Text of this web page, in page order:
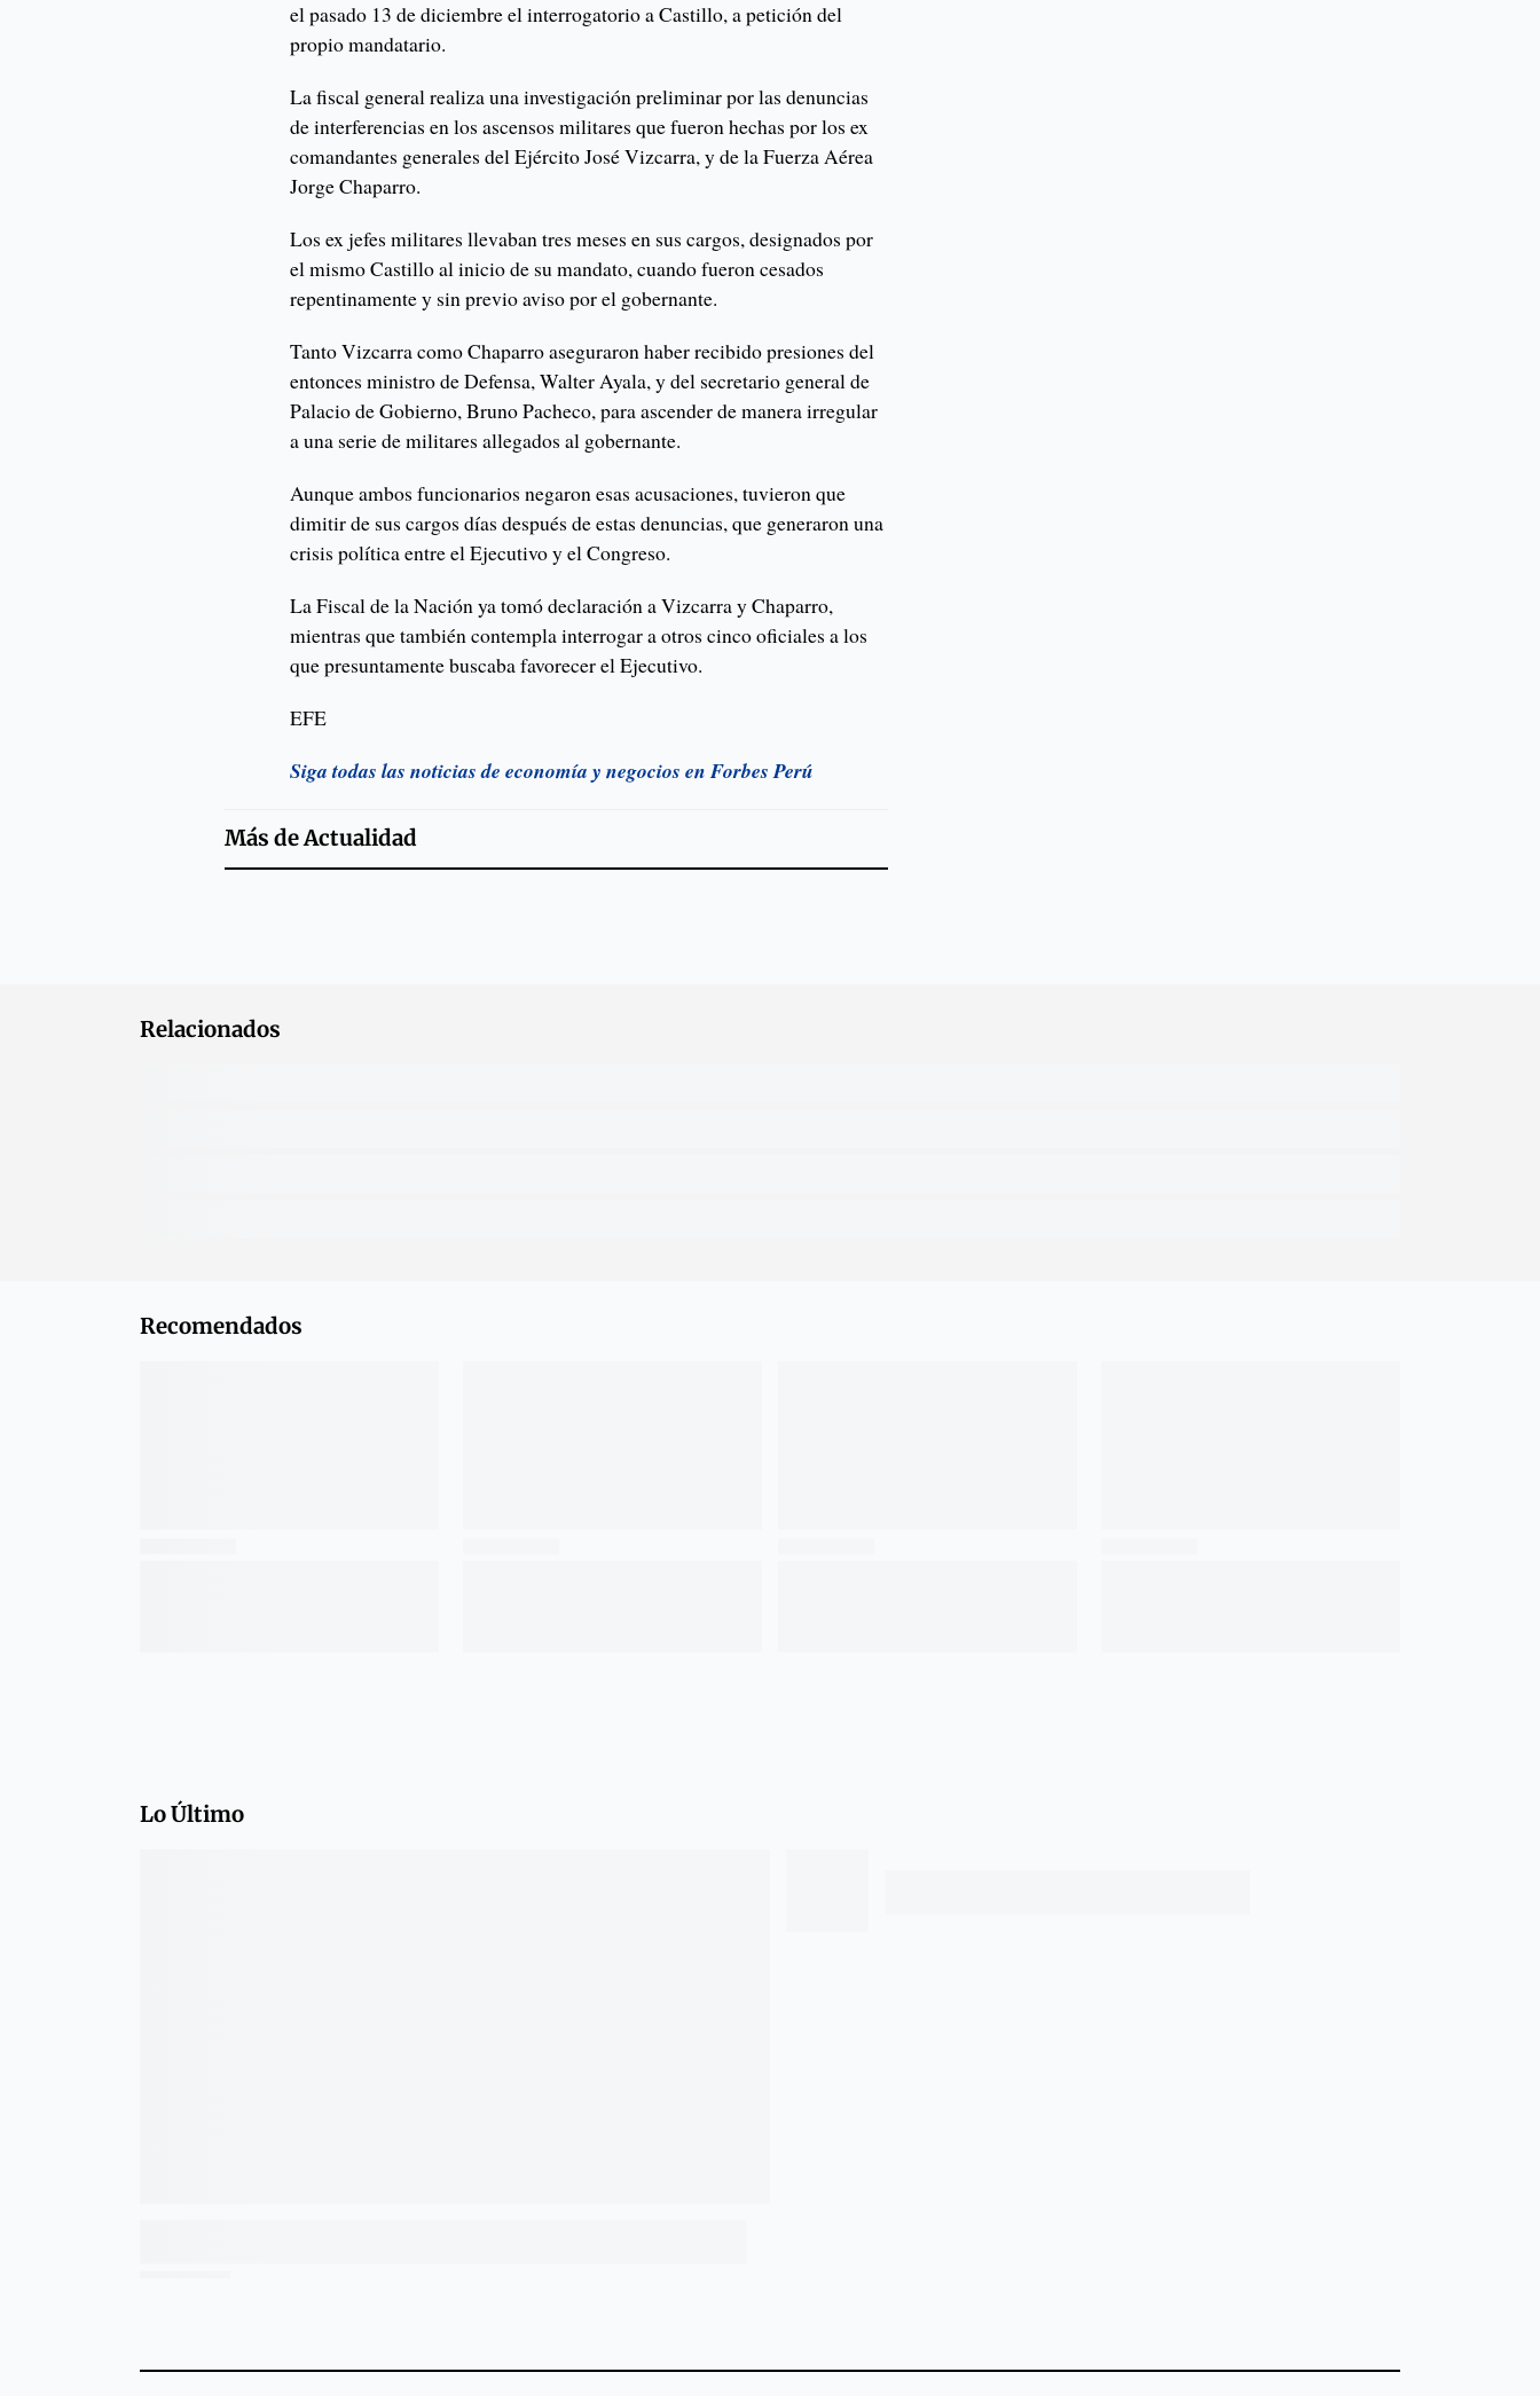
el pasado 13 de diciembre el interrogatorio a Castillo, a petición del
propio mandatario.
La fiscal general realiza una investigación preliminar por las denuncias
de interferencias en los ascensos militares que fueron hechas por los ex
comandantes generales del Ejército José Vizcarra, y de la Fuerza Aérea
Jorge Chaparro.
Los ex jefes militares llevaban tres meses en sus cargos, designados por
el mismo Castillo al inicio de su mandato, cuando fueron cesados
repentinamente y sin previo aviso por el gobernante.
Tanto Vizcarra como Chaparro aseguraron haber recibido presiones del
entonces ministro de Defensa, Walter Ayala, y del secretario general de
Palacio de Gobierno, Bruno Pacheco, para ascender de manera irregular
a una serie de militares allegados al gobernante.
Aunque ambos funcionarios negaron esas acusaciones, tuvieron que
dimitir de sus cargos días después de estas denuncias, que generaron una
crisis política entre el Ejecutivo y el Congreso.
La Fiscal de la Nación ya tomó declaración a Vizcarra y Chaparro,
mientras que también contempla interrogar a otros cinco oficiales a los
que presuntamente buscaba favorecer el Ejecutivo.
EFE
Siga todas las noticias de economía y negocios en Forbes Perú
Más deActualidad
Relacionados
Recomendados
Lo Último